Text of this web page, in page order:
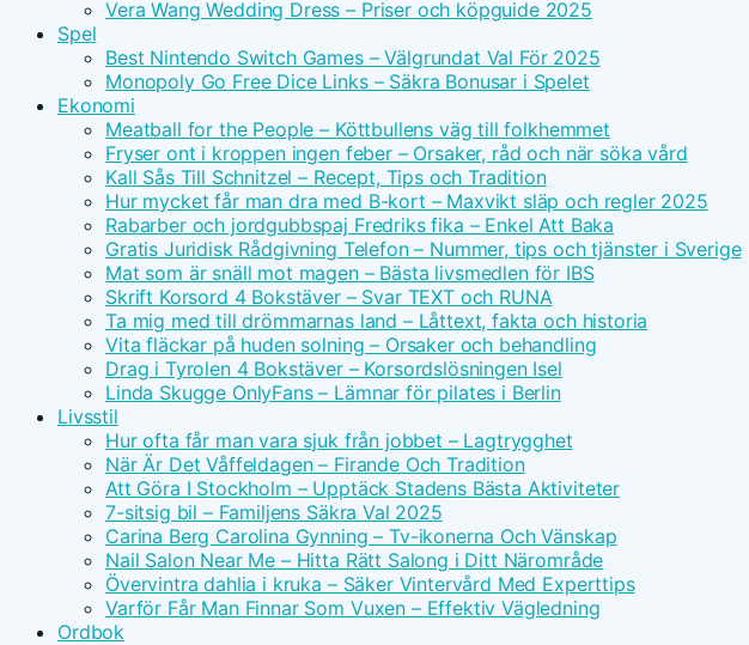
Vera Wang Wedding Dress – Priser och köpguide 2025
Spel
Best Nintendo Switch Games – Välgrundat Val För 2025
Monopoly Go Free Dice Links – Säkra Bonusar i Spelet
Ekonomi
Meatball for the People – Köttbullens väg till folkhemmet
Fryser ont i kroppen ingen feber – Orsaker, råd och när söka vård
Kall Sås Till Schnitzel – Recept, Tips och Tradition
Hur mycket får man dra med B-kort – Maxvikt släp och regler 2025
Rabarber och jordgubbspaj Fredriks fika – Enkel Att Baka
Gratis Juridisk Rådgivning Telefon – Nummer, tips och tjänster i Sverige
Mat som är snäll mot magen – Bästa livsmedlen för IBS
Skrift Korsord 4 Bokstäver – Svar TEXT och RUNA
Ta mig med till drömmarnas land – Låttext, fakta och historia
Vita fläckar på huden solning – Orsaker och behandling
Drag i Tyrolen 4 Bokstäver – Korsordslösningen Isel
Linda Skugge OnlyFans – Lämnar för pilates i Berlin
Livsstil
Hur ofta får man vara sjuk från jobbet – Lagtrygghet
När Är Det Våffeldagen – Firande Och Tradition
Att Göra I Stockholm – Upptäck Stadens Bästa Aktiviteter
7-sitsig bil – Familjens Säkra Val 2025
Carina Berg Carolina Gynning – Tv-ikonerna Och Vänskap
Nail Salon Near Me – Hitta Rätt Salong i Ditt Närområde
Övervintra dahlia i kruka – Säker Vintervård Med Experttips
Varför Får Man Finnar Som Vuxen – Effektiv Vägledning
Ordbok